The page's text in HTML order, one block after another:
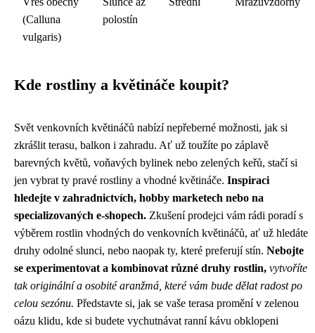
(Calluna
vulgaris)
polostín
Kde rostliny a květináče koupit?
Svět venkovních květináčů nabízí nepřeberné možnosti, jak si
zkrášlit terasu, balkon i zahradu. Ať už toužíte po záplavě
barevných květů, voňavých bylinek nebo zelených keřů, stačí si
jen vybrat ty pravé rostliny a vhodné květináče. Inspiraci
hledejte v zahradnictvích, hobby marketech nebo na
specializovaných e-shopech. Zkušení prodejci vám rádi poradí s
výběrem rostlin vhodných do venkovních květináčů, ať už hledáte
druhy odolné slunci, nebo naopak ty, které preferují stín. Nebojte
se experimentovat a kombinovat různé druhy rostlin, vytvoříte
tak originální a osobité aranžmá, které vám bude dělat radost po
celou sezónu. Představte si, jak se vaše terasa promění v zelenou
oázu klidu, kde si budete vychutnávat ranní kávu obklopeni